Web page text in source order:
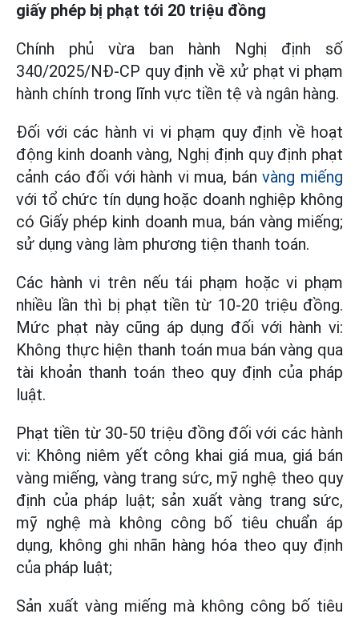
giấy phép bị phạt tới 20 triệu đồng
Chính phủ vừa ban hành Nghị định số
340/2025/NĐ-CP quy định về xử phạt vi phạm
hành chính trong lĩnh vực tiền tệ và ngân hàng.
Đối với các hành vi vi phạm quy định về hoạt
động kinh doanh vàng, Nghị định quy định phạt
cảnh cáo đối với hành vi mua, bánvàng miếng
với tổ chức tín dụng hoặc doanh nghiệp không
có Giấy phép kinh doanh mua, bán vàng miếng;
sử dụng vàng làm phương tiện thanh toán.
Các hành vi trên nếu tái phạm hoặc vi phạm
nhiều lần thì bị phạt tiền từ 10-20 triệu đồng.
Mức phạt này cũng áp dụng đối với hành vi:
Không thực hiện thanh toán mua bán vàng qua
tài khoản thanh toán theo quy định của pháp
luật.
Phạt tiền từ 30-50 triệu đồng đối với các hành
vi: Không niêm yết công khai giá mua, giá bán
vàng miếng, vàng trang sức, mỹ nghệ theo quy
định của pháp luật; sản xuất vàng trang sức,
mỹ nghệ mà không công bố tiêu chuẩn áp
dụng, không ghi nhãn hàng hóa theo quy định
của pháp luật;
Sản xuất vàng miếng mà không công bố tiêu